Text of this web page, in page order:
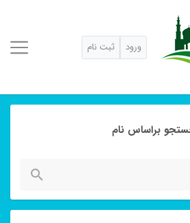
ورود ثبت نام
براساس نام